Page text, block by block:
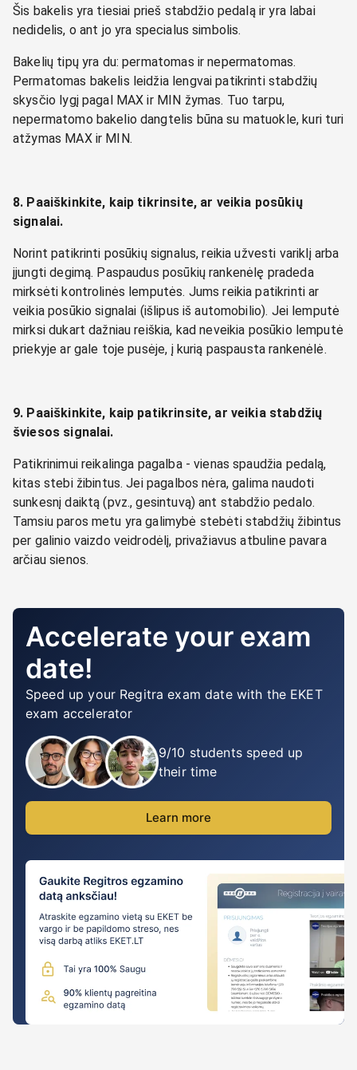
Šis bakelis yra tiesiai prieš stabdžio pedalą ir yra labai
nedidelis, o ant jo yra specialus simbolis.
Bakelių tipų yra du: permatomas ir nepermatomas.
Permatomas bakelis leidžia lengvai patikrinti stabdžių
skysčio lygį pagal MAX ir MIN žymas. Tuo tarpu,
nepermatomo bakelio dangtelis būna su matuokle, kuri turi
atžymas MAX ir MIN.
8. Paaiškinkite, kaip tikrinsite, ar veikia posūkių
signalai.
Norint patikrinti posūkių signalus, reikia užvesti variklį arba
įjungti degimą. Paspaudus posūkių rankenėlę pradeda
mirksėti kontrolinės lemputės. Jums reikia patikrinti ar
veikia posūkio signalai (išlipus iš automobilio). Jei lemputė
mirksi dukart dažniau reiškia, kad neveikia posūkio lemputė
priekyje ar gale toje pusėje, į kurią paspausta rankenėlė.
9. Paaiškinkite, kaip patikrinsite, ar veikia stabdžių
šviesos signalai.
Patikrinimui reikalinga pagalba - vienas spaudžia pedalą,
kitas stebi žibintus. Jei pagalbos nėra, galima naudoti
sunkesnį daiktą (pvz., gesintuvą) ant stabdžio pedalo.
Tamsiu paros metu yra galimybė stebėti stabdžių žibintus
per galinio vaizdo veidrodėlį, privažiavus atbuline pavara
arčiau sienos.
Accelerate your exam
date!
Speed up your Regitra exam date with the EKET
exam accelerator
9/10 students speed up
their time
Learn more